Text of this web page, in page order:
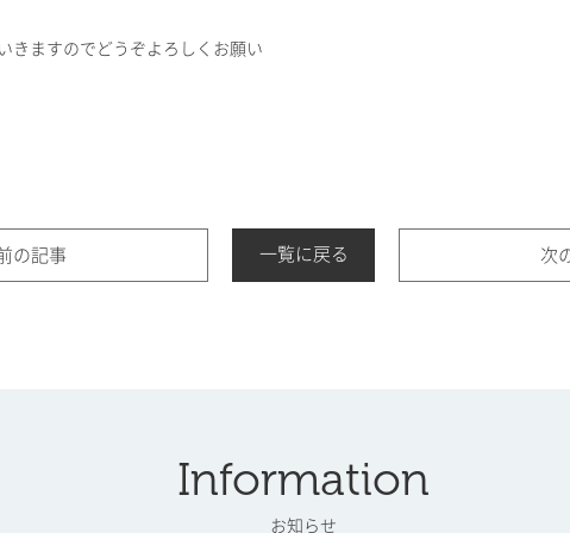
きますのでどうぞよろしくお願い
の記事 一覧に戻る 次
Information
お知らせ